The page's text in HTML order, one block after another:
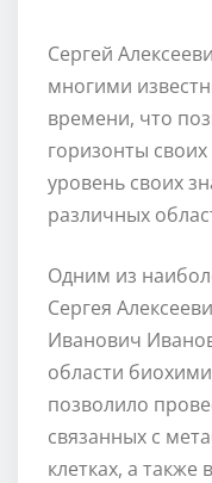
Сергей
многими
времени, что
горизонты
уровень своих
различных
Одним из
Сергея
Иванович
области
позволило
связанных с
клетках, а